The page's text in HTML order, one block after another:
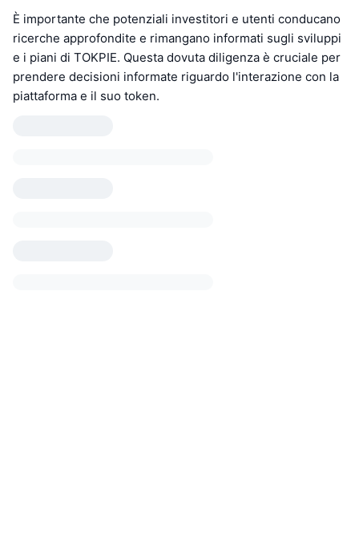
È importante che potenziali investitori e utenti conducano
ricerche approfondite e rimangano informati sugli sviluppi
e i piani di TOKPIE. Questa dovuta diligenza è cruciale per
prendere decisioni informate riguardo l'interazione con la
piattaforma e il suo token.